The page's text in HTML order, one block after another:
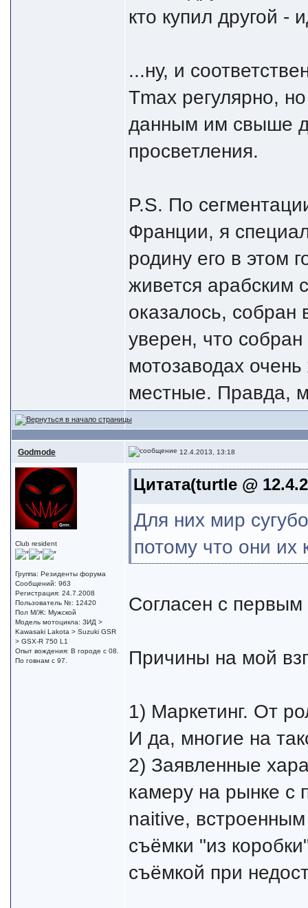
кто купил другой -
...ну, и
Tmax регулярно,
данным им свыше
просветления.
P.S. По
Франции, я
родину его в этом
живется арабским
оказалось, собран
уверен, что
мотозаводах
местные. Правда,
Godmode 12.4.2013, 13:18
Club resident
Группа: Резиденты форума
Сообщений: 963
Регистрация: 24.7.2008
Пользователь №: 12420
Пол М/Ж: Мужской
Модель мотоцикла: ЗИД >
Kawasaki Lakota > Suzuki GSR
> GSX-R 750 L1
Опыт вождения: В городе с 08.
По говнам с 97.
Цитата(turtle @
Для них мир
потому что они их
Согласен с первым
Причины на мой
1) Маркетинг. От
И да, многие на
2) Заявленные
камеру на рынке с
naitive,
съёмки "из
съёмкой при